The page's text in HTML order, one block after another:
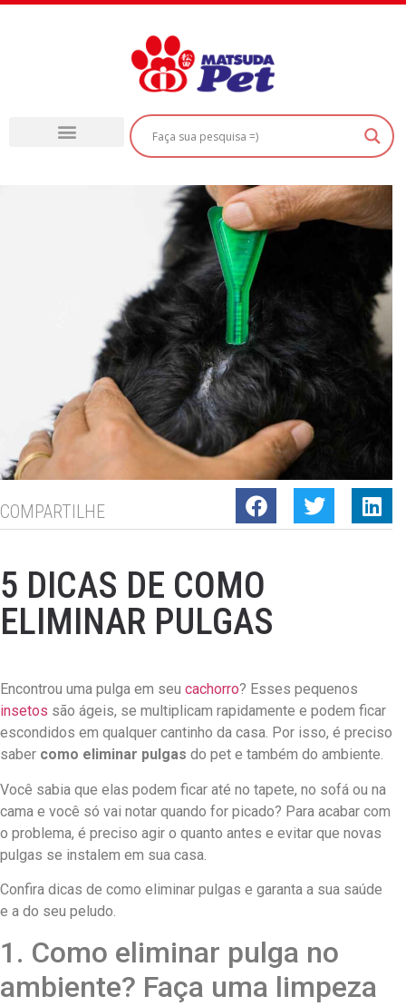
COMPARTILHE
5 DICAS DE COMO
ELIMINAR PULGAS
Encontrou uma pulga em seu cachorro? Esses pequenos
insetos são ágeis, se multiplicam rapidamente e podem ficar
escondidos em qualquer cantinho da casa. Por isso, é preciso
saber como eliminar pulgas do pet e também do ambiente.
Você sabia que elas podem ficar até no tapete, no sofá ou na
cama e você só vai notar quando for picado? Para acabar com
o problema, é preciso agir o quanto antes e evitar que novas
pulgas se instalem em sua casa.
Confira dicas de como eliminar pulgas e garanta a sua saúde
e a do seu peludo.
1. Como eliminar pulga no
ambiente? Faça uma limpeza